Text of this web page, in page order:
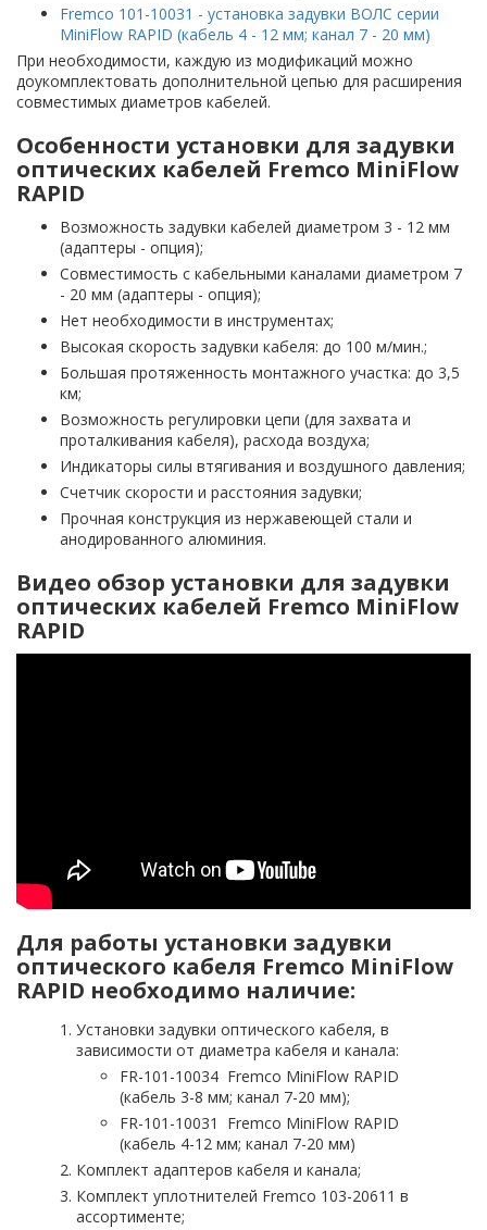
Fremco 101-10031 - установка задувки ВОЛС серии
MiniFlow RAPID (кабель 4 - 12 мм; канал 7 - 20 мм)
При необходимости, каждую из модификаций можно
доукомплектовать дополнительной цепью для расширения
совместимых диаметров кабелей.
Особенности установки для задувки
оптических кабелей Fremco MiniFlow
RAPID
Возможность задувки кабелей диаметром 3 - 12 мм
(адаптеры - опция);
Совместимость с кабельными каналами диаметром 7
- 20 мм (адаптеры - опция);
Нет необходимости в инструментах;
Высокая скорость задувки кабеля: до 100 м/мин.;
Большая протяженность монтажного участка: до 3,5
км;
Возможность регулировки цепи (для захвата и
проталкивания кабеля), расхода воздуха;
Индикаторы силы втягивания и воздушного давления;
Счетчик скорости и расстояния задувки;
Прочная конструкция из нержавеющей стали и
анодированного алюминия.
Видео обзор установки для задувки
оптических кабелей Fremco MiniFlow
RAPID
Для работы установки задувки
оптического кабеля Fremco MiniFlow
RAPID необходимо наличие:
Установки задувки оптического кабеля, в
зависимости от диаметра кабеля и канала:
FR-101-10034 Fremco MiniFlow RAPID
(кабель 3-8 мм; канал 7-20 мм);
FR-101-10031 Fremco MiniFlow RAPID
(кабель 4-12 мм; канал 7-20 мм)
Комплект адаптеров кабеля и канала;
Комплект уплотнителей Fremco 103-20611 в
ассортименте;